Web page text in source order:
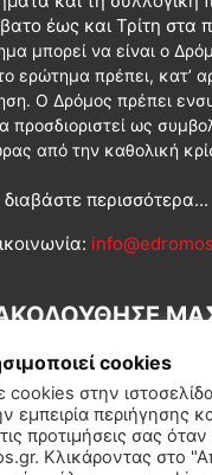
έως και Τρίτη στα
μπορεί να είναι ο
ερώτημα πρέπει, κατ’
Ο Δρόμος πρέπει
προσδιοριστεί ως
από την καθολική
διαβάστε περισσότερα...
cookies
cookies στην
εμπειρία περιήγησης
προτιμήσεις σας όταν
Κλικάροντας στο